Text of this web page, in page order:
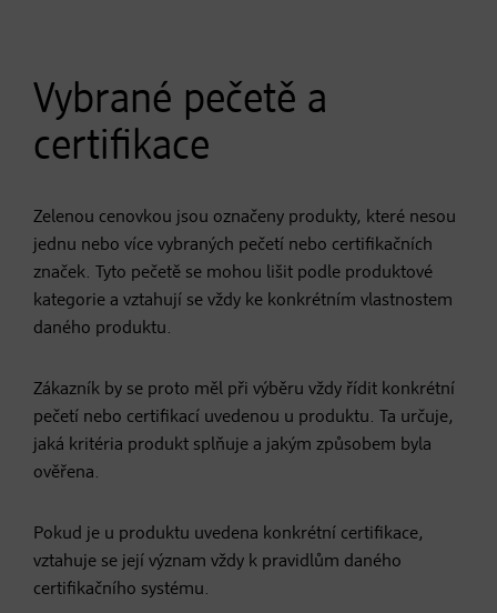
Vybrané pečetě a
certifikace
Zelenou cenovkou jsou označeny produkty, které nesou
jednu nebo více vybraných pečetí nebo certifikačních
značek. Tyto pečetě se mohou lišit podle produktové
kategorie a vztahují se vždy ke konkrétním vlastnostem
daného produktu.
Zákazník by se proto měl při výběru vždy řídit konkrétní
pečetí nebo certifikací uvedenou u produktu. Ta určuje,
jaká kritéria produkt splňuje a jakým způsobem byla
ověřena.
Pokud je u produktu uvedena konkrétní certifikace,
vztahuje se její význam vždy k pravidlům daného
certifikačního systému.